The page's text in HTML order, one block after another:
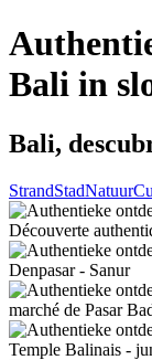
Bali in
Bali,
StrandStadNatuur